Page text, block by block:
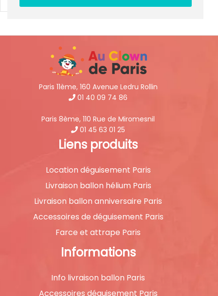
Paris 11ème, 160 Avenue Ledru Rollin
01 40 09 74 86
Paris 8ème, 110 Rue de Miromesnil
01 45 63 01 25
Liens produits
Location déguisement Paris
Livraison ballon hélium Paris
Livraison ballon anniversaire Paris
Accessoires de déguisement Paris
Farce et attrape Paris
Informations
Info livraison ballon Paris
Accessoires déguisement Paris